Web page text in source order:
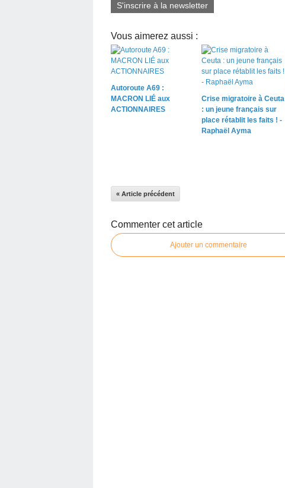
S'inscrire à la newsletter
Vous aimerez aussi :
Autoroute A69 :
MACRON LIÉ aux
ACTIONNAIRES
Crise migratoire à Ceuta
: un jeune français sur
place rétablit les faits ! -
Raphaël Ayma
« Article précédent
Commenter cet article
Ajouter un commentaire